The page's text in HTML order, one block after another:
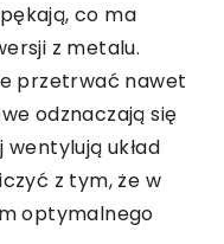
co ma
z metalu.
przetrwać nawet
odznaczają się
układ
z tym, że w
optymalnego